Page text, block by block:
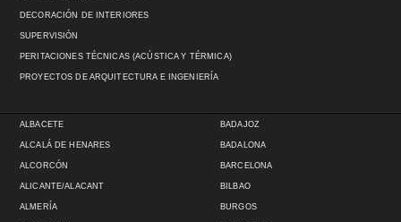
DECORACIÓN DE INTERIORES
SUPERVISIÓN
PERITACIONES TÉCNICAS (ACÚSTICA Y TÉRMICA)
PROYECTOS DE ARQUITECTURA E INGENIERÍA
ALBACETE
ALCALÁ DE HENARES
ALCORCÓN
ALICANTE/ALACANT
ALMERÍA
BADAJOZ
BADALONA
BARCELONA
BILBAO
BURGOS